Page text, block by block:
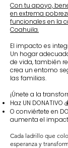
Con tu apoyo,
en extrema
funcionales en la
Coahuila.
El impacto es
Un hogar
de vida, también
crea un entorno
las familias.
¡Únete a la
Haz UN DONATIVO
O conviértete en
aumenta el
​Cada ladrillo que
esperanza y